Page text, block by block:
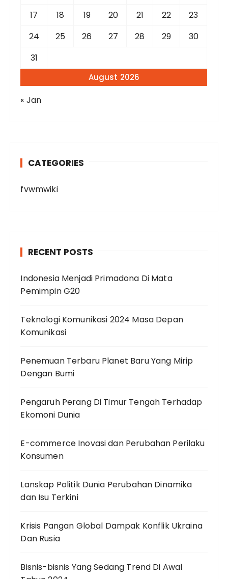
August 2026
17
18 19 20 21 22
23
24
25 26 27 28 29
30
31
« Jan
CATEGORIES
fvwmwiki
RECENT POSTS
Indonesia Menjadi Primadona Di Mata
Pemimpin G20
Teknologi Komunikasi 2024 Masa Depan
Komunikasi
Penemuan Terbaru Planet Baru Yang Mirip
Dengan Bumi
Pengaruh Perang Di Timur Tengah Terhadap
Ekomoni Dunia
E-commerce Inovasi dan Perubahan Perilaku
Konsumen
Lanskap Politik Dunia Perubahan Dinamika
dan Isu Terkini
Krisis Pangan Global Dampak Konflik Ukraina
Dan Rusia
Bisnis-bisnis Yang Sedang Trend Di Awal